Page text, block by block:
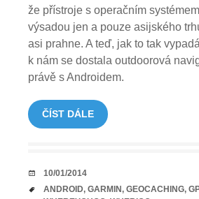
že přístroje s operačním
výsadou jen a pouze asijského
asi prahne. A teď, jak to tak
k nám se dostala outdoorová
právě s Androidem.
ČÍST DÁLE
DATUM
10/01/2014
TAGY
ANDROID, GARMIN, GEOCACHING,